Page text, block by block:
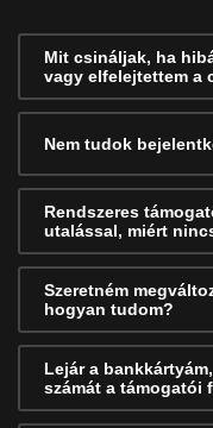
Mit csináljak, ha
vagy elfelejtettem a
Nem tudok
Rendszeres
utalással, miért
Szeretném
hogyan tudom?
Lejár a
számát a támogatói